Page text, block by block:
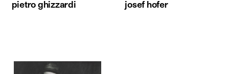
pietro ghizzardi josef hofer